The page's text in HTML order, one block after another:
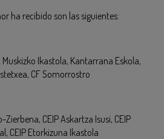
ha recibido son las siguientes:
Ikastola, Kantarrana Eskola,
CF Somorrostro
CEIP Askartza Isusi, CEIP
CEIP Etorkizuna Ikastola